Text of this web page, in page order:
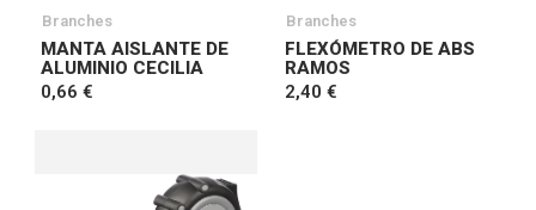
Branches
MANTA AISLANTE DE
ALUMINIO CECILIA
0,66 €
Branches
FLEXÓMETRO DE ABS
RAMOS
2,40 €